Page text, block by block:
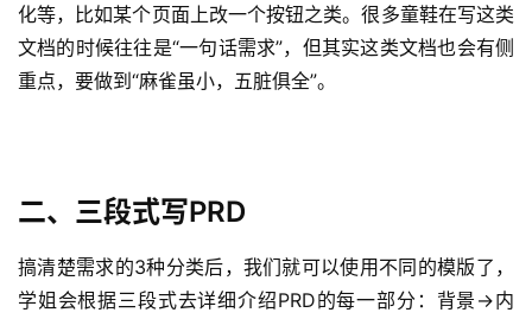
化等，比如某个页面上改一个按钮之类。很多童鞋在写这类
文档的时候往往是“一句话需求”，但其实这类文档也会有侧
重点，要做到“麻雀虽小，五脏俱全”。
二、三段式写PRD
搞清楚需求的3种分类后，我们就可以使用不同的模版了，
学姐会根据三段式去详细介绍PRD的每一部分：背景->内